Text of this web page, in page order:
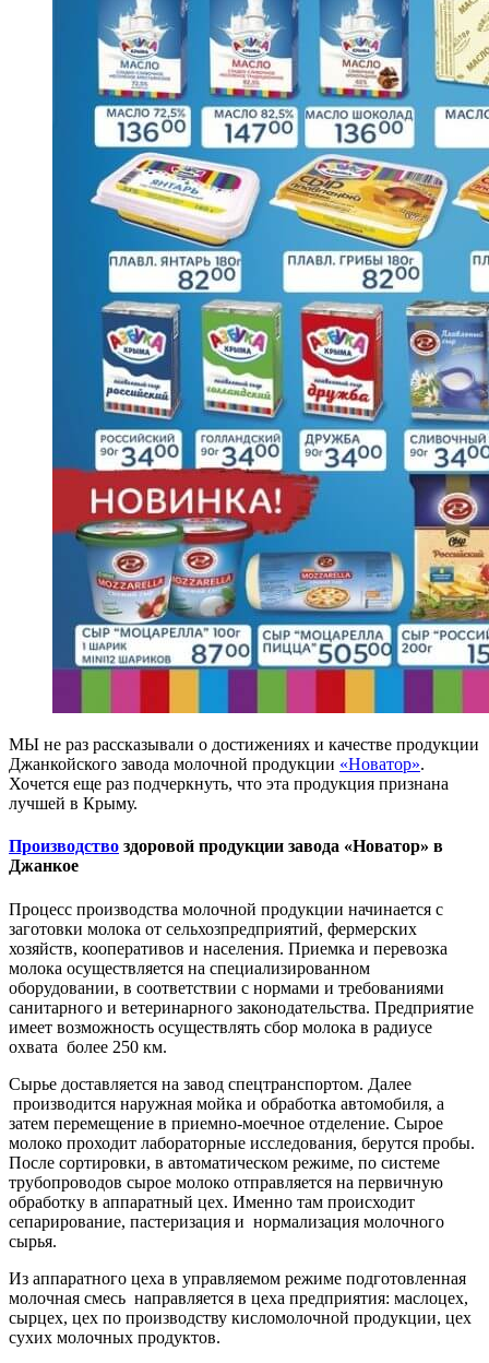
МЫ не раз рассказывали о достижениях и качестве продукции
Джанкойского завода молочной продукции «Новатор».
Хочется еще раз подчеркнуть, что эта продукция признана
лучшей в Крыму.
Производство здоровой продукции завода «Новатор» в
Джанкое
Процесс производства молочной продукции начинается с
заготовки молока от сельхозпредприятий, фермерских
хозяйств, кооперативов и населения. Приемка и перевозка
молока осуществляется на специализированном
оборудовании, в соответствии с нормами и требованиями
санитарного и ветеринарного законодательства. Предприятие
имеет возможность осуществлять сбор молока в радиусе
охвата более 250 км.
Сырье доставляется на завод спецтранспортом. Далее
производится наружная мойка и обработка автомобиля, а
затем перемещение в приемно-моечное отделение. Сырое
молоко проходит лабораторные исследования, берутся пробы.
После сортировки, в автоматическом режиме, по системе
трубопроводов сырое молоко отправляется на первичную
обработку в аппаратный цех. Именно там происходит
сепарирование, пастеризация и нормализация молочного
сырья.
Из аппаратного цеха в управляемом режиме подготовленная
молочная смесь направляется в цеха предприятия: маслоцех,
сырцех, цех по производству кисломолочной продукции, цех
сухих молочных продуктов.